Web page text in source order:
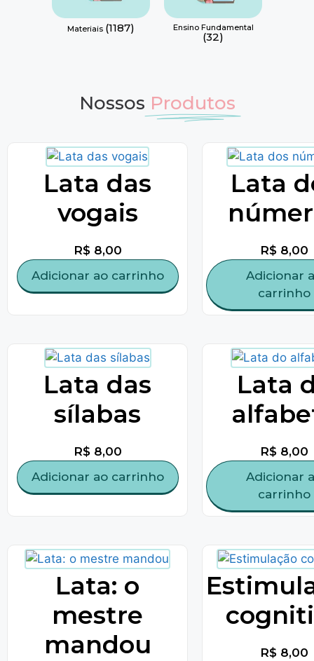
Materiais (1187) Ensino Fundamental
(32)
Nossos Produtos
Lata das
vogais
R$8,00
Adicionar ao carrinho
Lata
R$ 8,00
Adicionar
carrinho
Lata das
sílabas
R$8,00
Adicionar ao carrinho
Lata
R$ 8,00
Adicionar
carrinho
Lata: o
mestre
mandou
R$ 8,00